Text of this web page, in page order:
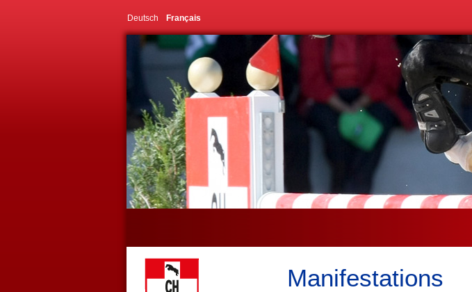
Deutsch Français
Manifestations